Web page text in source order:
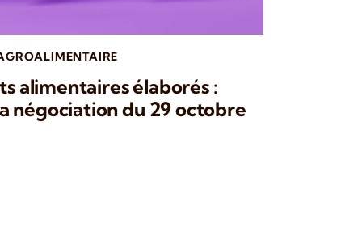
alimentaires élaborés :
négociation du 29 octobre